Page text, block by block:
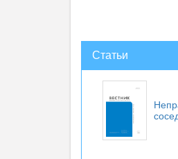
Статьи